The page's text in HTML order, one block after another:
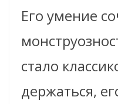
Его умение
стало
держаться,